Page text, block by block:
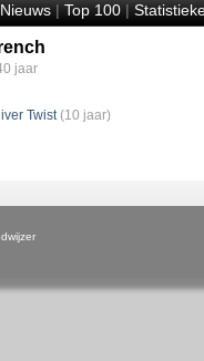
Nieuws|Top 100|
jaar
Twist (10 jaar)